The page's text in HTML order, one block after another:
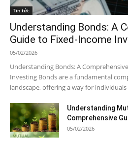
Tin tức
Understanding Bonds: A
Guide to Fixed-Income
05/02/2026
Understanding Bonds: A
Investing Bonds are a fundamental
landscape, offering a way for
Understanding
Comprehensive
05/02/2026